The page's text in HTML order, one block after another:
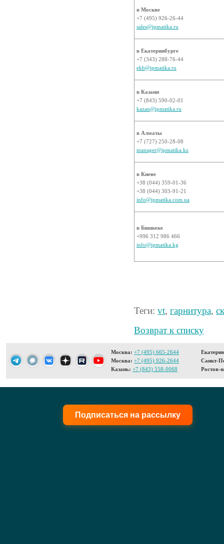
в Москве
+7 (495) 926-26-44
sales@ipmatika.ru
в Екатеринбурге
+7 (343) 288-76-44
ekb@ipmatika.ru
в Казани
+7 (843) 590-02-01
kazan@ipmatika.ru
в Алматы
+7 (727) 250-28-08
manager@ipmatika.kz
в Киеве
+38 (044) 359-01-36
+38 (044) 303-91-21
info@ipmatika.com.ua
в Бишкеке
+996 312 986 466
info@ipmatika.kg
Теги: vt, гарнитура,
Возврат к списку
Москва: +7 (495) 665-2644
Москва: +7 (495) 926-2644
Казань: +7 (843) 558-0068
Санкт-
Ростов-
Подписаться на рассылку